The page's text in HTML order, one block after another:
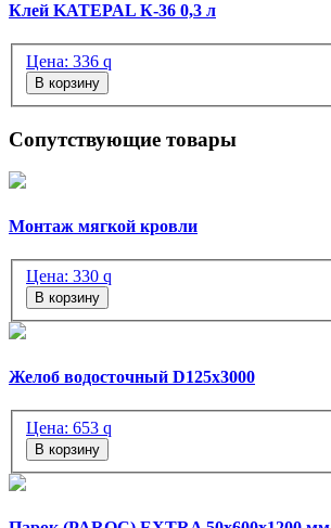
Клей KATEPAL К-36 0,3 л
Цена: 336 q
В корзину
Сопутствующие товары
Монтаж мягкой кровли
Цена: 330 q
В корзину
Желоб водосточный D125х3000
Цена: 653 q
В корзину